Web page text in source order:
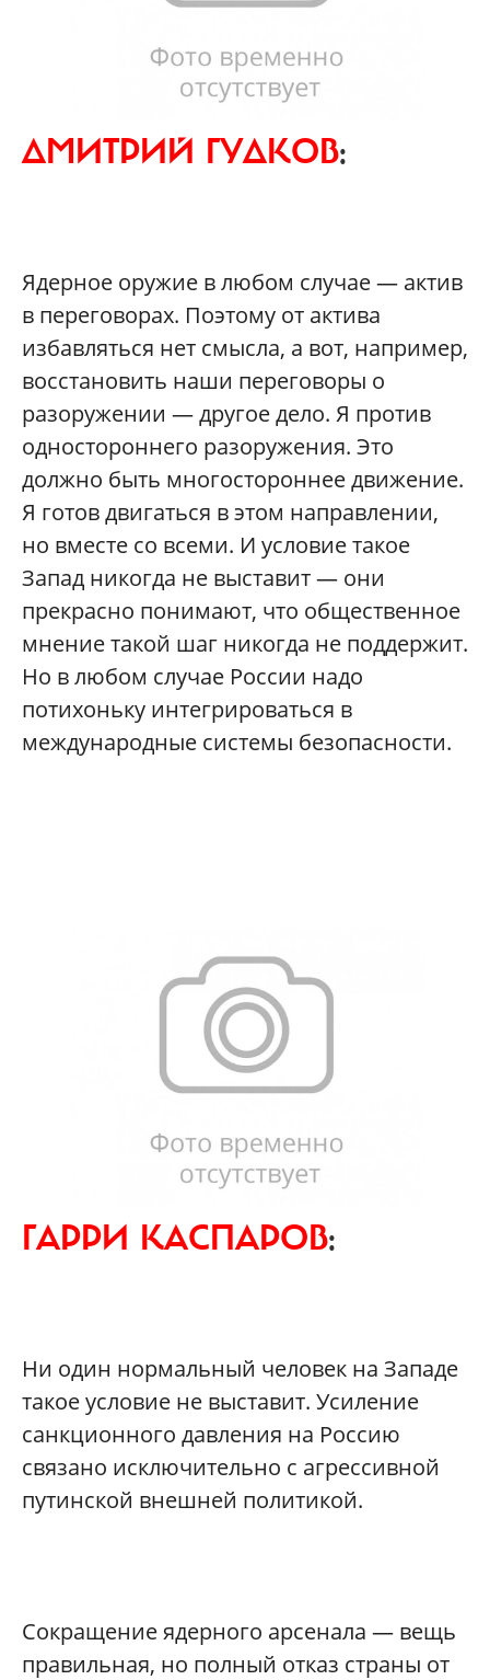
ДМИТРИЙ ГУДКОВ:
Ядерное оружие в любом случае — актив
в переговорах. Поэтому от актива
избавляться нет смысла, а вот, например,
восстановить наши переговоры о
разоружении — другое дело. Я против
одностороннего разоружения. Это
должно быть многостороннее движение.
Я готов двигаться в этом направлении,
но вместе со всеми. И условие такое
Запад никогда не выставит — они
прекрасно понимают, что общественное
мнение такой шаг никогда не поддержит.
Но в любом случае России надо
потихоньку интегрироваться в
международные системы безопасности.
ГАРРИ КАСПАРОВ:
Ни один нормальный человек на Западе
такое условие не выставит. Усиление
санкционного давления на Россию
связано исключительно с агрессивной
путинской внешней политикой.
Сокращение ядерного арсенала — вещь
правильная, но полный отказ страны от